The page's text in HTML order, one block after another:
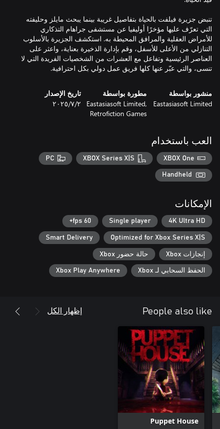
تنبض جزيرة فيلفت بالحياة بتفاصيل غريبة بينما يبحث مايلز وحليفته
التي تعرّف عليها مؤخرًا أوليفيا عن مستشفى جراهام التذكاري
للأمراض العقلية والمرافق المحيطة به. استكشف الجزيرة بالأسلوب
التنازلي من الأعلى للأسفل، وقم بإدارة الذخيرة بعناية، واعثر على
العناصر الرئيسية وتفاعل مع العشرات من الشخصيات الفريدة التي لا
تنسى، والتي عبّر عنها كلها فريق عمل دولي بكل احترافية.
منشور بواسطة
Eastasiasoft Limited
مطورة بواسطة
Eastasiasoft Limited,
Retrofiction Games
تاريخ الإصدار
٢‏/٧‏/٢٠٢٥
العب باستخدام
XBOX One
XBOX Series X|S
PC
Handheld
الإمكانات
4K Ultra HD
Single player
60 fps+
Optimized for Xbox Series X|S
Smart Delivery
إنجازات Xbox حالة حضور Xbox
الحفظ السحابي لـ Xbox Xbox Play Anywhere
People also like إظهار الكل
Puppet House